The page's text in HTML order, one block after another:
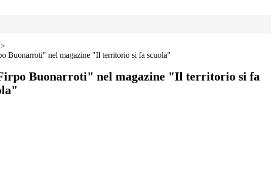
>
Buonarroti" nel magazine "Il territorio si fa scuola"
Buonarroti" nel magazine "Il territorio si fa